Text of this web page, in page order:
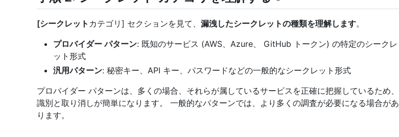
[シークレット カテゴリ] セクションを見て、 漏洩したシークレットの種類を理解します。
プロバイダー パターン: 既知のサービス (AWS、Azure、 GitHub トークン) の特定のシークレ
ット形式
汎用パターン: 秘密キー、API キー、パスワードなどの一般的なシークレット形式
プロバイダー パターンは、多くの場合、それらが属しているサービスを正確に把握しているため、
識別と取り消しが簡単になります。 一般的なパターンでは、より多くの調査が必要になる場合があ
ります。